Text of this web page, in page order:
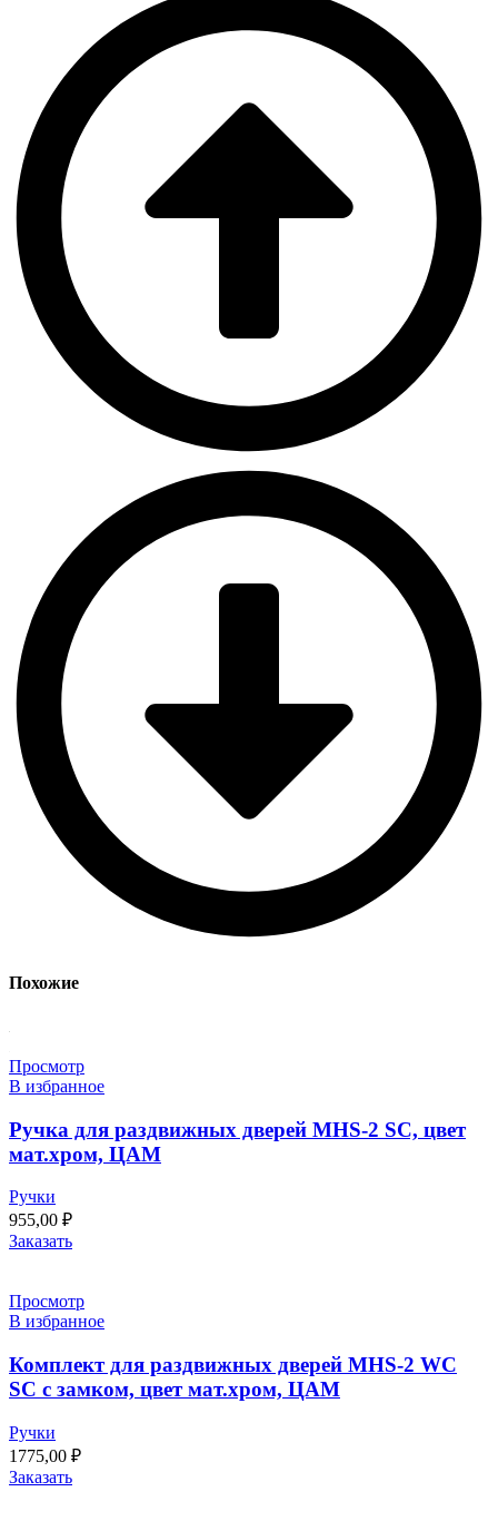
Похожие
Просмотр
В избранное
Ручка для раздвижных дверей MHS-2 SC, цвет
мат.хром, ЦАМ
Ручки
955,00 ₽
Заказать
Просмотр
В избранное
Комплект для раздвижных дверей MHS-2 WC
SC с замком, цвет мат.хром, ЦАМ
Ручки
1775,00 ₽
Заказать